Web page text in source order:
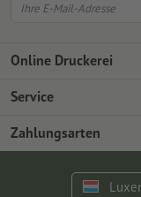
Online Druckerei
Über Onlineprinters
Presse
Umweltschutz
Service
Zahlungsarten
Reklamation
Zahlungsarten